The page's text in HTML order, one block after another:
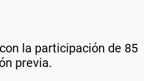
la participación de 85
previa.